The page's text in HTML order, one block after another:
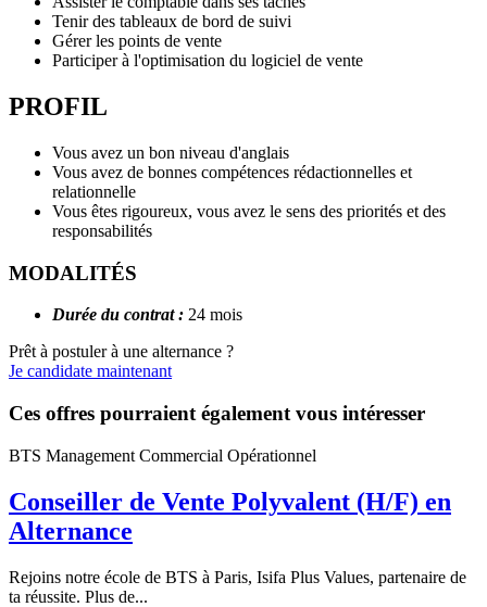
Tenir des tableaux de bord de suivi
Gérer les points de vente
Participer à l'optimisation du logiciel de vente
PROFIL
Vous avez un bon niveau d'anglais
Vous avez de bonnes compétences rédactionnelles et
relationnelle
Vous êtes rigoureux, vous avez le sens des priorités et des
responsabilités
MODALITÉS
Durée du contrat : 24 mois
Prêt à postuler à une alternance ?
Je candidate maintenant
Ces offres pourraient également vous intéresser
BTS Management Commercial Opérationnel
Conseiller de Vente Polyvalent (H/F) en
Alternance
Rejoins notre école de BTS à Paris, Isifa Plus Values, partenaire de
ta réussite. Plus de...